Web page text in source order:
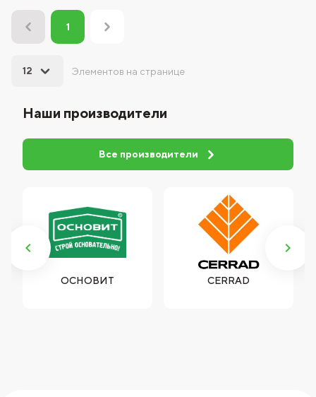
1
Элементов на странице
12
Наши производители
Все производители
ОСНОВИТ CERRAD